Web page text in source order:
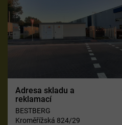
Adresa skladu a
reklamací
BESTBERG
Kroměřížská 824/29